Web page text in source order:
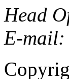
Head
E-mail: